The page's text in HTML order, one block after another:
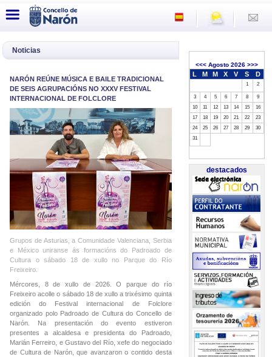
Noticias
NARÓN REÚNE MÚSICA E BAILE TRADICIONAL
DE SEIS AGRUPACIÓNS NO XXXV FESTIVAL
INTERNACIONAL DE FOLCLORE
Grupos de Asturias, a Comunidade Valenciana, Serbia
e México uniranse ás formacións do Padroado de
Cultura o sábado 18 de xullo no Parque do Río
Freixeiro.
Mércores, 8 de xullo de 2026. O parque do río
Freixeiro acolle o sábado 18 de xullo a trixésimo quinta
edición do Festival internacional de Folclore
organizado polo Padroado de Cultura do Concello de
Narón. Na presentación do evento estiveron
presentes a alcaldesa e presidenta do Padroado,
Marián Ferreiro, e Gustavo del Río, xefe do negociado
de Cultura de Narón, que avanzaron o contido desta
<<<Agosto 2026 >>>
L M M X V S D
1 2
3 4 5 6 7 8
9
10
11 12 13 14 15
16
17
18 19 20 21 22
23
24
25 26 27 28 29
30
31
destacados